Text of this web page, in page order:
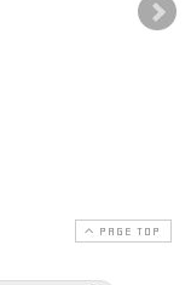
PAGE TOP